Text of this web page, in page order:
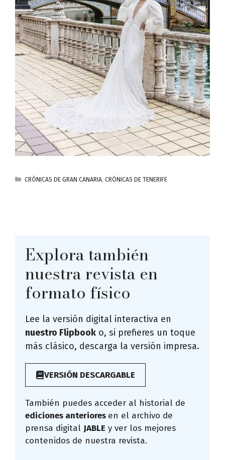
CATEGORÍAS
CRÓNICAS DE GRAN CANARIA,CRÓNICAS DE TENERIFE
Explora también
nuestra revista en
formato físico
Lee la versión digital interactiva en
nuestro Flipbook o, si prefieres un toque
más clásico, descarga la versión impresa.
VERSIÓN DESCARGABLE
También puedes acceder al historial de
ediciones anteriores en el archivo de
prensa digital JABLE y ver los mejores
contenidos de nuestra revista.